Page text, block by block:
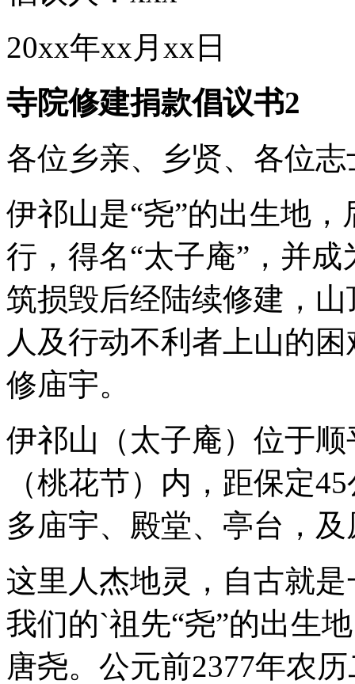
20xx年xx月xx日
寺院修建捐款倡议书2
各位乡亲、乡贤、各位志
伊祁山是“尧”的出生地
行，得名“太子庵”，并
筑损毁后经陆续修建，
人及行动不利者上山的
修庙宇。
伊祁山（太子庵）位于
（桃花节）内，距保定
多庙宇、殿堂、亭台，
这里人杰地灵，自古就
我们的`祖先“尧”的出生
唐尧。公元前2377年农